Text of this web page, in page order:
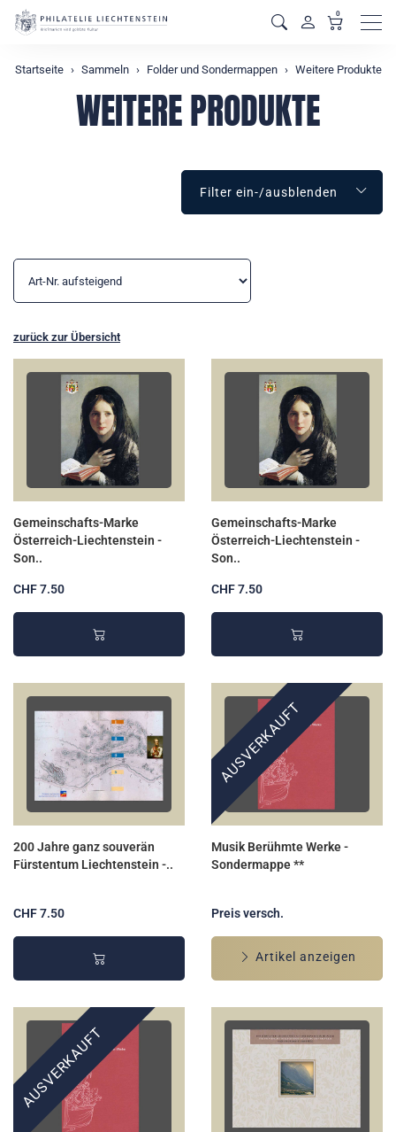
0
Startseite Sammeln Folder und Sondermappen Weitere Produkte
WEITERE PRODUKTE
Filter ein-/ausblenden
zurück zur Übersicht
Gemeinschafts-Marke
Österreich-Liechtenstein -
Son..
CHF 7.50
Gemeinschafts-Marke
Österreich-Liechtenstein -
Son..
CHF 7.50
200 Jahre ganz souverän
Fürstentum Liechtenstein -..
CHF 7.50
AUSVERKAUFT
Musik Berühmte Werke -
Sondermappe **
Preis versch.
Artikel anzeigen
AUSVERKAUFT